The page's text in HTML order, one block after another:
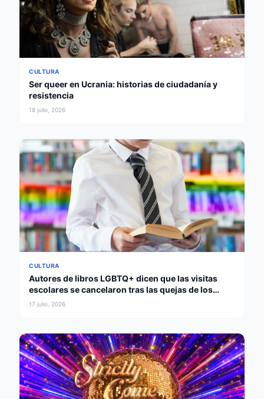
CULTURA
Ser queer en Ucrania: historias de ciudadanía y
resistencia
18 julio, 2026
CULTURA
Autores de libros LGBTQ+ dicen que las visitas
escolares se cancelaron tras las quejas de los
padres
17 julio, 2026